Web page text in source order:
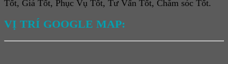
Tốt, Giá Tốt, Phục Vụ Tốt, Tư Vấn Tốt, Chăm sóc Tốt.
VỊ TRÍ GOOGLE MAP: